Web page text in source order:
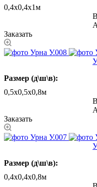
0,4х0,4х1м
Заказать
Размер (д\ш\в):
0,5х0,5х0,8м
Заказать
Размер (д\ш\в):
0,4х0,4х0,8м